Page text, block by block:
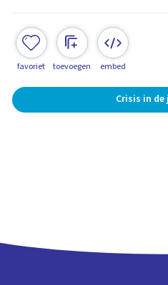
favoriet toevoegen embed
Crisis in de